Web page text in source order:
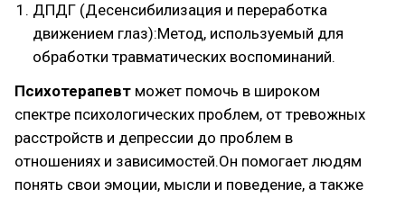
ДПДГ (Десенсибилизация и переработка
движением глаз):Метод, используемый для
обработки травматических воспоминаний.
Психотерапевт может помочь в широком
спектре психологических проблем, от тревожных
расстройств и депрессии до проблем в
отношениях и зависимостей.Он помогает людям
понять свои эмоции, мысли и поведение, а также